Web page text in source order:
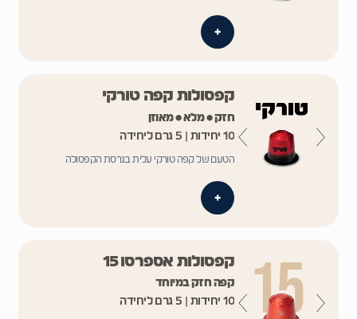
+
קפסולות קפה טורקי
חזק • מלא • מאוזן
10 יחידות | 5 גרם ליחידה
הטעם של קפה טורקי עלית בגרסת הקפסולה
+
קפסולות אספרסו 15
קפה חזק במיוחד
10 יחידות | 5 גרם ליחידה